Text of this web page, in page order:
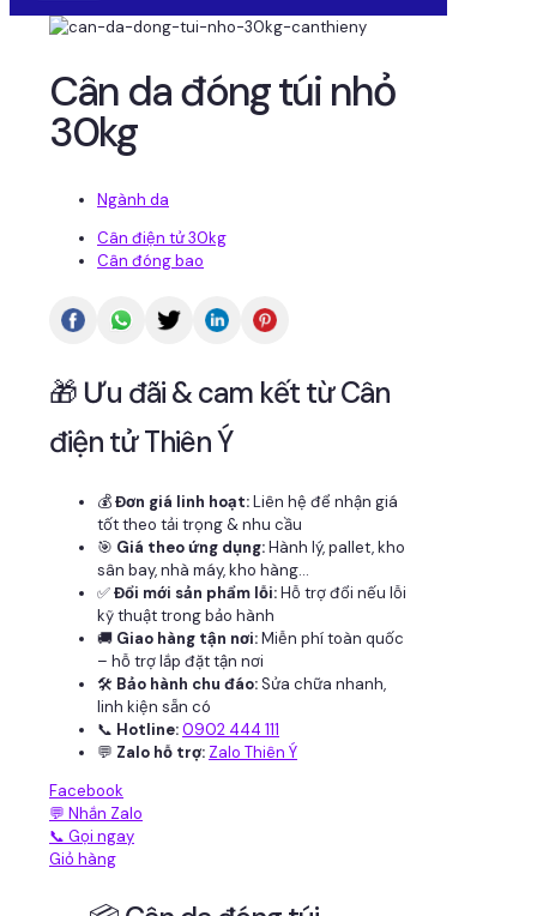
Cân da đóng túi nhỏ
30kg
Ngành da
Cân điện tử 30kg
Cân đóng bao
🎁 Ưu đãi & cam kết từ Cân
điện tử Thiên Ý
💰Đơn giá linh hoạt:Liên hệ để nhận giá
tốt theo tải trọng & nhu cầu
🎯 Giá theo ứng dụng:Hành lý, pallet, kho
sân bay, nhà máy, kho hàng...
✅Đổi mới sản phẩm lỗi:Hỗ trợ đổi nếu lỗi
kỹ thuật trong bảo hành
🚚 Giao hàng tận nơi:Miễn phí toàn quốc
– hỗ trợ lắp đặt tận nơi
🛠 Bảo hành chu đáo:Sửa chữa nhanh,
linh kiện sẵn có
📞 Hotline:0902 444 111
💬 Zalo hỗ trợ: Zalo Thiên Ý
Facebook
💬 Nhắn Zalo
📞 Gọi ngay
Giỏ hàng